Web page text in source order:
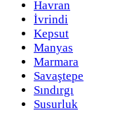
Havran
İvrindi
Kepsut
Manyas
Marmara
Savaştepe
Sındırgı
Susurluk